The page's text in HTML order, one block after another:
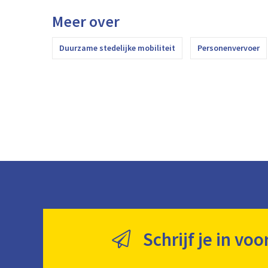
Meer over
Duurzame stedelijke mobiliteit Personenvervoer
Schrijf je in